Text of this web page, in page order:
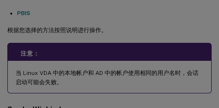
PBIS
根据您选择的方法按照说明进行操作。
注意：
当 Linux VDA 中的本地帐户和 AD 中的帐户使用相同的用户名时，会话
启动可能会失败。